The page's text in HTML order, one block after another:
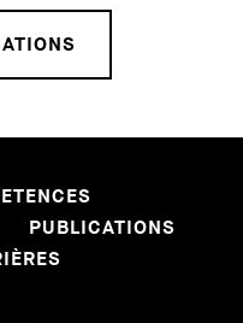
PUBLICATIONS